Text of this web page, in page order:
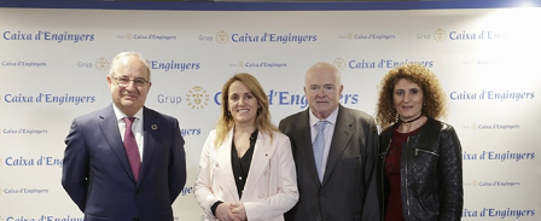
t
e
g